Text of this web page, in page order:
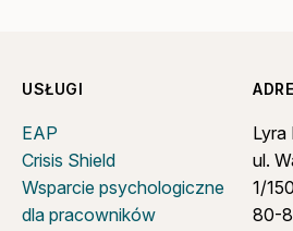
USŁUGI
EAP
Crisis Shield
Wsparcie psychologiczne
dla pracowników
Lyra
ul.
1/
80-